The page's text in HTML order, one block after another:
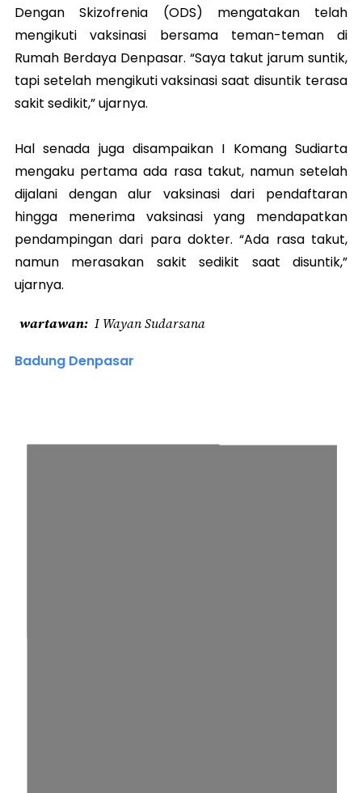
Dengan Skizofrenia (ODS) mengatakan telah
mengikuti vaksinasi bersama teman-teman di
Rumah Berdaya Denpasar. “Saya takut jarum suntik,
tapi setelah mengikuti vaksinasi saat disuntik terasa
sakit sedikit,” ujarnya.
Hal senada juga disampaikan I Komang Sudiarta
mengaku pertama ada rasa takut, namun setelah
dijalani dengan alur vaksinasi dari pendaftaran
hingga menerima vaksinasi yang mendapatkan
pendampingan dari para dokter. “Ada rasa takut,
namun merasakan sakit sedikit saat disuntik,”
ujarnya.
wartawan I Wayan Sudarsana
Badung Denpasar